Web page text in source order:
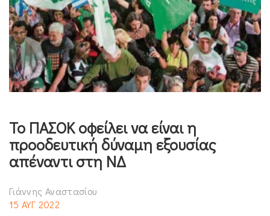
Το ΠΑΣΟΚ οφείλει να είναι η
προοδευτική δύναμη εξουσίας
απέναντι στη ΝΔ
Γιάννης Αναστασίου
15 ΑΥΓ 2022